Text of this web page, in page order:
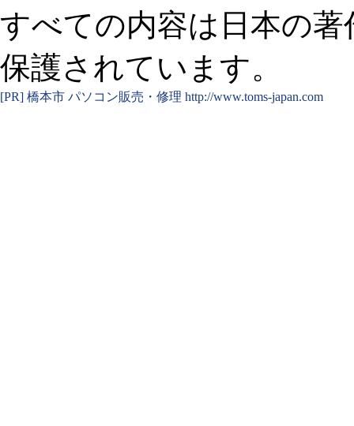
すべての内容は日本の
保護されています。
[PR] 橋本市 パソコン販売・修理 http://www.toms-japan.com